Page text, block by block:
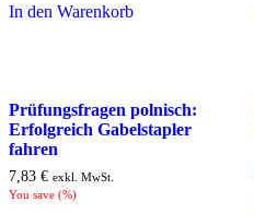
In den Warenkorb
Prüfungsfragen polnisch:
Erfolgreich Gabelstapler
fahren
7,83 € exkl. MwSt.
You save (%)